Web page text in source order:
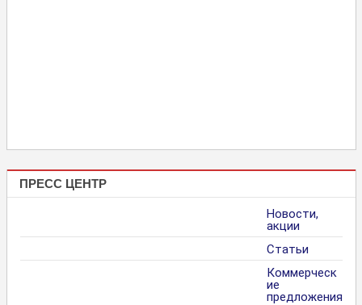
ПРЕСС ЦЕНТР
Новости,
акции
Статьи
Коммерческ
ие
предложения